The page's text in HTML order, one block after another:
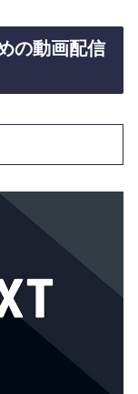
の動画配信